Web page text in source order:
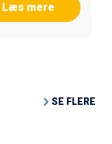
Læs mere
SE FLERE